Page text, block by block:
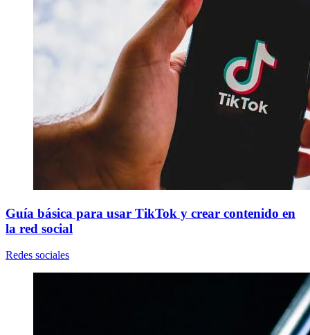
Guía básica para usar TikTok y crear contenido en
la red social
Redes sociales